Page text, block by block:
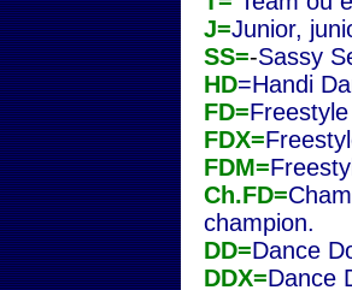
J=Junior,
SS=-Sassy
HD=Handi
FD=
FDX=
FDM=
Ch.FD=
champion.
DD=Dance
DDX=Dance